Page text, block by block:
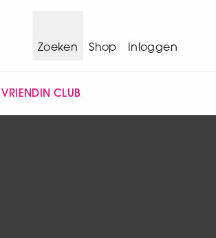
Zoeken
Shop Inloggen
VRIENDIN CLUB